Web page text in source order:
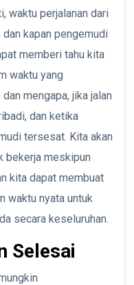
waktu perjalanan dari
kapan pengemudi
memberi tahu kita
waktu yang
mengapa, jika jalan
dan ketika
tersesat. Kita akan
bekerja meskipun
kita dapat membuat
waktu nyata untuk
secara keseluruhan.
Selesai